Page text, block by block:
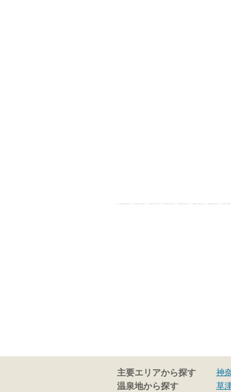
主要エリアから探す 神
温泉地から探す
草